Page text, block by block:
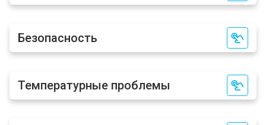
Безопасность
Температурные проблемы